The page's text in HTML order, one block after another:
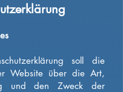
rklärung
soll die
Website über die Art,
und den Zweck der